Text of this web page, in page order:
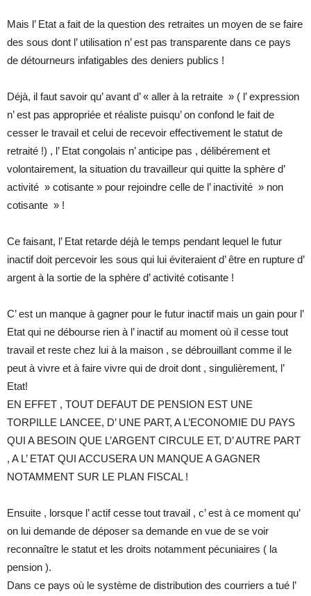
Mais l’ Etat a fait de la question des retraites un moyen de se faire
des sous dont l’ utilisation n’ est pas transparente dans ce pays
de détourneurs infatigables des deniers publics !
Déjà, il faut savoir qu’ avant d’ « aller à la retraite » ( l’ expression
n’ est pas appropriée et réaliste puisqu’ on confond le fait de
cesser le travail et celui de recevoir effectivement le statut de
retraité !) , l’ Etat congolais n’ anticipe pas , délibérement et
volontairement, la situation du travailleur qui quitte la sphère d’
activité » cotisante » pour rejoindre celle de l’ inactivité » non
cotisante » !
Ce faisant, l’ Etat retarde déjà le temps pendant lequel le futur
inactif doit percevoir les sous qui lui éviteraient d’ être en rupture d’
argent à la sortie de la sphère d’ activité cotisante !
C’ est un manque à gagner pour le futur inactif mais un gain pour l’
Etat qui ne débourse rien à l’ inactif au moment où il cesse tout
travail et reste chez lui à la maison , se débrouillant comme il le
peut à vivre et à faire vivre qui de droit dont , singulièrement, l’
Etat!
EN EFFET , TOUT DEFAUT DE PENSION EST UNE
TORPILLE LANCEE, D’ UNE PART, A L’ECONOMIE DU PAYS
QUI A BESOIN QUE L’ARGENT CIRCULE ET, D’ AUTRE PART
, A L’ ETAT QUI ACCUSERA UN MANQUE A GAGNER
NOTAMMENT SUR LE PLAN FISCAL !
Ensuite , lorsque l’ actif cesse tout travail , c’ est à ce moment qu’
on lui demande de déposer sa demande en vue de se voir
reconnaître le statut et les droits notamment pécuniaires ( la
pension ).
Dans ce pays où le système de distribution des courriers a tué l’